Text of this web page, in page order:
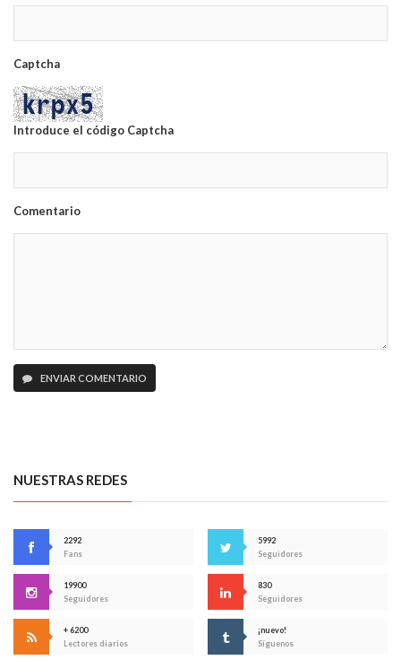
Captcha
Introduce el código Captcha
Comentario
ENVIAR COMENTARIO
NUESTRAS REDES
2292
Fans
5992
Seguidores
19900
Seguidores
830
Seguidores
+ 6200
Lectores diarios
¡nuevo!
Síguenos